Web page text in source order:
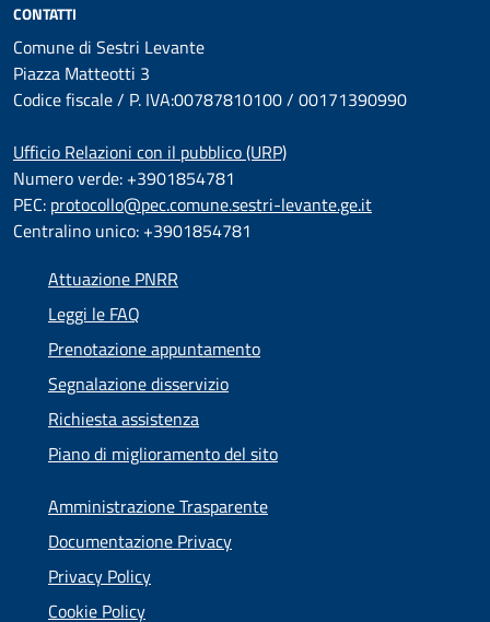
CONTATTI
Comune di Sestri Levante
Piazza Matteotti 3
Codice fiscale / P. IVA:00787810100 / 00171390990
Ufficio Relazioni con il pubblico (URP)
Numero verde: +3901854781
PEC: protocollo@pec.comune.sestri-levante.ge.it
Centralino unico: +3901854781
Attuazione PNRR
Leggi le FAQ
Prenotazione appuntamento
Segnalazione disservizio
Richiesta assistenza
Piano di miglioramento del sito
Amministrazione Trasparente
Documentazione Privacy
Privacy Policy
Cookie Policy